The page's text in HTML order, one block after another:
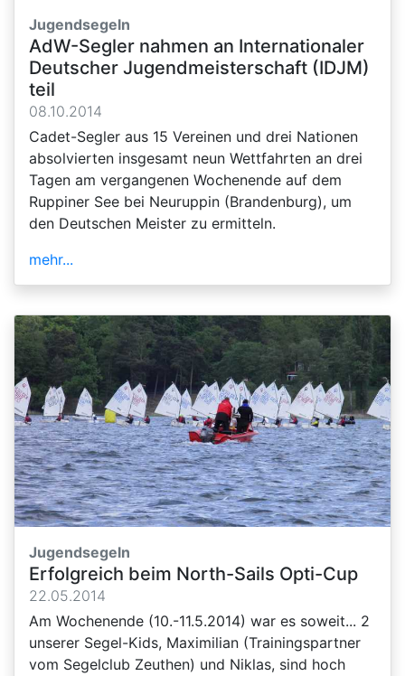
Jugendsegeln
AdW-Segler nahmen an Internationaler
Deutscher Jugendmeisterschaft (IDJM)
teil
08.10.2014
Cadet-Segler aus 15 Vereinen und drei Nationen
absolvierten insgesamt neun Wettfahrten an drei
Tagen am vergangenen Wochenende auf dem
Ruppiner See bei Neuruppin (Brandenburg), um
den Deutschen Meister zu ermitteln.
mehr...
Jugendsegeln
Erfolgreich beim North-Sails Opti-Cup
22.05.2014
Am Wochenende (10.-11.5.2014) war es soweit... 2
unserer Segel-Kids, Maximilian (Trainingspartner
vom Segelclub Zeuthen) und Niklas, sind hoch